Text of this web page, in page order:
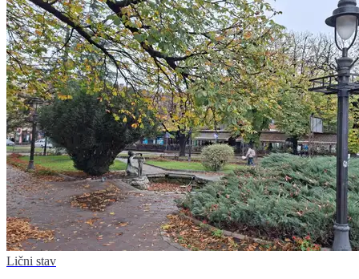
Lični stav